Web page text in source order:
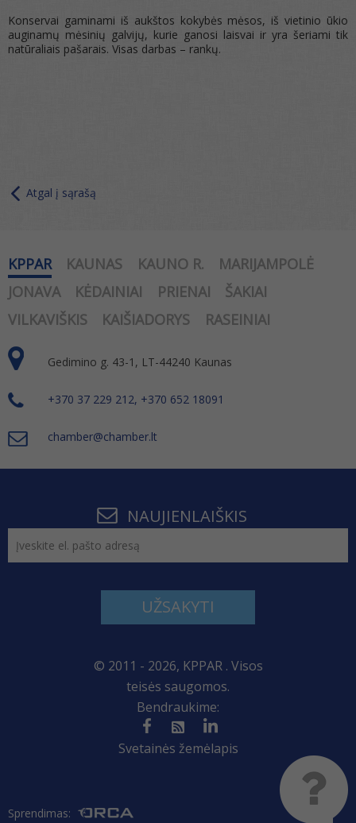
Konservai gaminami iš aukštos kokybės mėsos, iš vietinio ūkio
auginamų mėsinių galvijų, kurie ganosi laisvai ir yra šeriami tik
natūraliais pašarais. Visas darbas – rankų.
Atgal į sąrašą
KPPAR KAUNAS KAUNO R.
MARIJAMPOLĖ
JONAVA
KĖDAINIAI PRIENAI
ŠAKIAI
VILKAVIŠKIS
KAIŠIADORYS RASEINIAI
Gedimino g. 43-1, LT-44240 Kaunas
+370 37 229 212, +370 652 18091
chamber@chamber.lt
NAUJIENLAIŠKIS
UŽSAKYTI
© 2011 - 2026, KPPAR . Visos
teisės saugomos.
Bendraukime:
Svetainės žemėlapis
Sprendimas: